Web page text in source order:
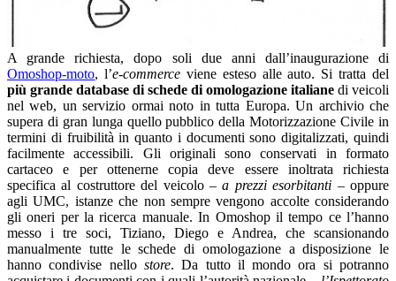
A grande richiesta, dopo soli due anni dall’inaugurazione di
Omoshop-moto, l’e-commerceviene esteso alle auto. Si tratta del
più grande database di schede di omologazione italiane di veicoli
nel web, un servizio ormai noto in tutta Europa. Un archivio che
supera di gran lunga quello pubblico della Motorizzazione Civile in
termini di fruibilità in quanto i documenti sono digitalizzati, quindi
facilmente accessibili. Gli originali sono conservati in formato
cartaceo e per ottenerne copia deve essere inoltrata richiesta
specifica al costruttore del veicolo– a prezzi esorbitanti –oppure
agli UMC, istanze che non sempre vengono accolte considerando
gli oneri per la ricerca manuale. In Omoshop il tempo ce l’hanno
messo i tre soci, Tiziano, Diego e Andrea, che scansionando
manualmente tutte le schede di omologazione a disposizione le
hanno condivise nello store. Da tutto il mondo ora si potranno